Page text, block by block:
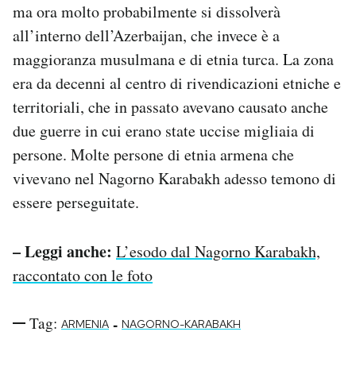
ma ora molto probabilmente si dissolverà
all’interno dell’Azerbaijan, che invece è a
maggioranza musulmana e di etnia turca. La zona
era da decenni al centro di rivendicazioni etniche e
territoriali, che in passato avevano causato anche
due guerre in cui erano state uccise migliaia di
persone. Molte persone di etnia armena che
vivevano nel Nagorno Karabakh adesso temono di
essere perseguitate.
– Leggi anche: L’esodo dal Nagorno Karabakh,
raccontato con le foto
Tag: ARMENIA - NAGORNO-KARABAKH